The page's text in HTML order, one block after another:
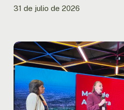
31 de julio de 2026
Informe
presentado
en
la
OTCA
registra